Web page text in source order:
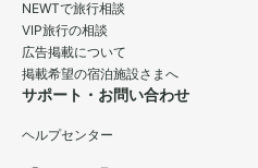
NEWTで旅行相談
VIP旅行の相談
広告掲載について
掲載希望の宿泊施設さまへ
サポート・お問い合わせ
ヘルプセンター